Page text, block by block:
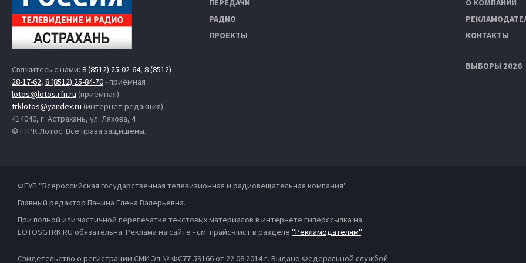
Свяжитесь с нами: 8 (8512) 25-02-64, 8 (8512)
28-17-62, 8 (8512) 25-84-70- приёмная
lotos@lotos.rfn.ru (приёмная)
trklotos@yandex.ru (интернет-редакция)
414040, г. Астрахань, ул. Ляхова, 4
© ГТРК Лотос. Все права защищены.
ПЕРЕДАЧИ
РАДИО
ПРОЕКТЫ
О КОМПАНИИ
КОНТАКТЫ
ВЫБОРЫ 2026
ФГУП "Всероссийская государственная телевизионная и радиовещательная компания"
Главный редактор Панина Елена Валерьевна.
При полной или частичной перепечатке текстовых материалов в интернете гиперссылка на
LOTOSGTRK.RU обязательна. Реклама на сайте - см. прайс-лист в разделе "Рекламодателям".
Свидетельство о регистрации СМИ Эл № ФС77-59166 от 22.08.2014 г. Выдано Федеральной службой